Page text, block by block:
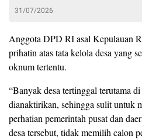
31/07/2026
Anggota DPD RI asal Kepulauan
prihatin atas tata kelola desa yang
oknum tertentu.
“Banyak desa tertinggal terutama
dianaktirikan, sehingga sulit untuk
perhatian pemerintah pusat dan
desa tersebut, tidak memilih calon